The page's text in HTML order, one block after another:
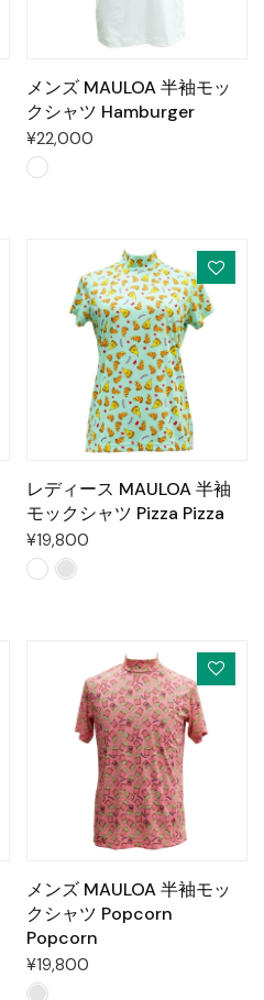
メンズ MAULOA 半袖モッ
クシャツ Hamburger
¥22,000
レディース MAULOA 半袖
モックシャツ Pizza Pizza
¥19,800
メンズ MAULOA 半袖モッ
クシャツ Popcorn
Popcorn
¥19,800